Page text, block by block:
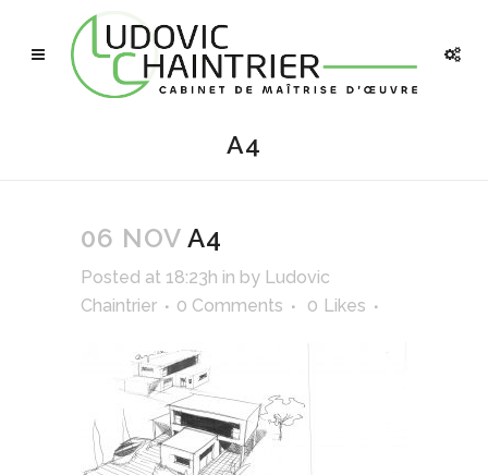
A4
06 NOV A4
Posted at 18:23h in by Ludovic
Chaintrier
0 Comments 0 Likes